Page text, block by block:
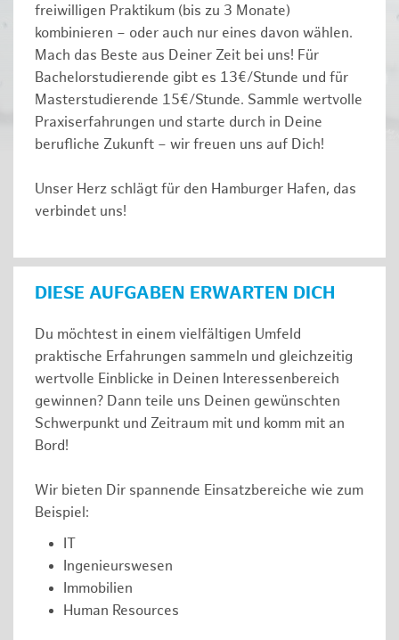
freiwilligen Praktikum (bis zu 3 Monate)
kombinieren – oder auch nur eines davon wählen.
Mach das Beste aus Deiner Zeit bei uns! Für
Bachelorstudierende gibt es 13€/Stunde und für
Masterstudierende 15€/Stunde. Sammle wertvolle
Praxiserfahrungen und starte durch in Deine
berufliche Zukunft – wir freuen uns auf Dich!
Unser Herz schlägt für den Hamburger Hafen, das
verbindet uns!
DIESE AUFGABEN ERWARTEN DICH
Du möchtest in einem vielfältigen Umfeld
praktische Erfahrungen sammeln und gleichzeitig
wertvolle Einblicke in Deinen Interessenbereich
gewinnen? Dann teile uns Deinen gewünschten
Schwerpunkt und Zeitraum mit und komm mit an
Bord!
Wir bieten Dir spannende Einsatzbereiche wie zum
Beispiel:
IT
Ingenieurswesen
Immobilien
Human Resources